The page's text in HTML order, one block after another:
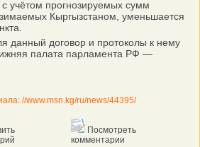
учётом прогнозируемых сумм
Кыргызстаном, уменьшается
договор и протоколы к нему
палата парламента РФ —
//www.msn.kg/ru/news/44395/
Посмотреть
комментарии